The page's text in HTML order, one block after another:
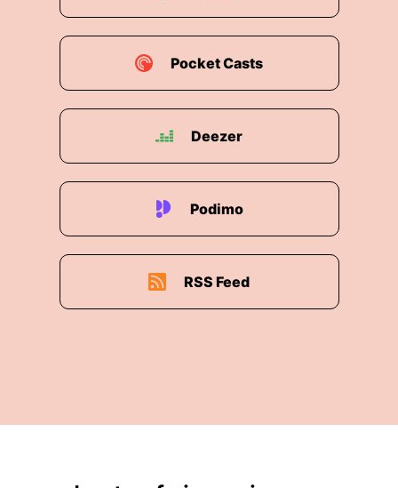
Pocket Casts
Deezer
Podimo
RSS Feed